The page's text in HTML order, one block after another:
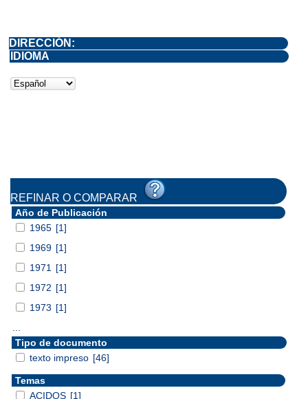
DIRECCIÓN:
IDIOMA
REFINAR O COMPARAR
Año de Publicación
1965 [1]
1969 [1]
1971
[1]
1972 [1]
1973 [1]
Tipo de documento
texto impreso [46]
Temas
ACIDOS [1]